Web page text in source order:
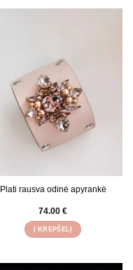
Plati rausva odinė apyrankė
74.00 €
Į KREPŠELĮ